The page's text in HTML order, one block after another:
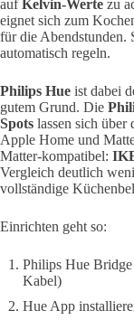
aufKelvin-Werte zu
eignet sich zum
für die Abendstunden.
automatisch regeln.
Philips Hue ist dabei
gutem Grund. Die
Spots lassen sich
Apple Home und
Matter-kompatibel:
Vergleich deutlich
vollständige
Einrichten geht so:
Philips Hue
Kabel)
Hue App